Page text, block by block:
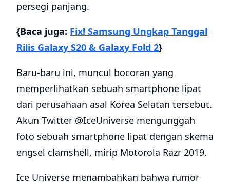
persegi panjang.
{Baca juga: Fix! Samsung Ungkap Tanggal
Rilis Galaxy S20 & Galaxy Fold 2}
Baru-baru ini, muncul bocoran yang
memperlihatkan sebuah smartphone lipat
dari perusahaan asal Korea Selatan tersebut.
Akun Twitter @IceUniverse mengunggah
foto sebuah smartphone lipat dengan skema
engsel clamshell, mirip Motorola Razr 2019.
Ice Universe menambahkan bahwa rumor